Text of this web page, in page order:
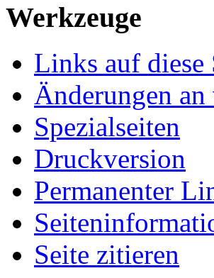
Werkzeuge
Links auf diese
Änderungen
Spezialseiten
Druckversion
Permanenter
Seite zitieren